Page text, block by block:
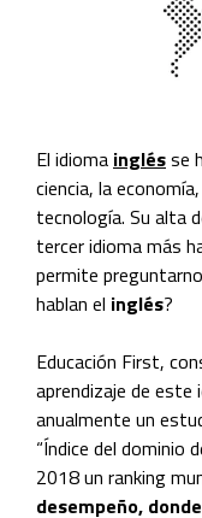
El idioma inglésse
ciencia, la
tecnología. Su alta
tercer idioma más
permite
hablan el inglés?
Educación First,
aprendizaje de este
anualmente un
“Índice del dominio
2018 un ranking
desempeño,